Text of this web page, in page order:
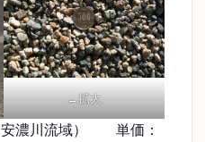
←拡大
安濃川流域） 単価：